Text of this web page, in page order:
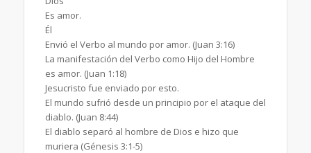
Es amor.
Él
Envió el Verbo al mundo por amor. (Juan 3:16)
La manifestación del Verbo como Hijo del Hombre
es amor. (Juan 1:18)
Jesucristo fue enviado por esto.
El mundo sufrió desde un principio por el ataque del
diablo. (Juan 8:44)
El diablo separó al hombre de Dios e hizo que
muriera (Génesis 3:1-5)